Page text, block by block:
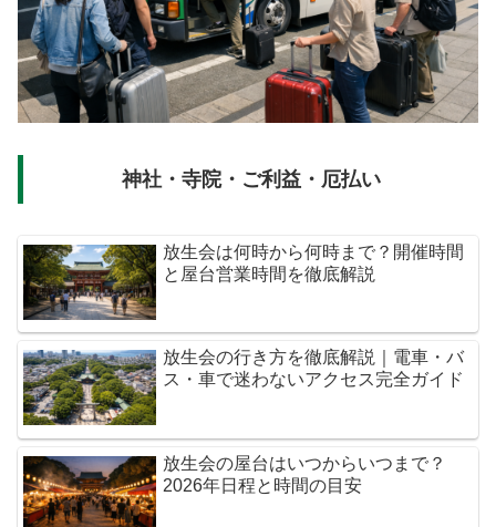
神社・寺院・ご利益・厄払い
放生会は何時から何時まで？開催時間
と屋台営業時間を徹底解説
放生会の行き方を徹底解説｜電車・バ
ス・車で迷わないアクセス完全ガイド
放生会の屋台はいつからいつまで？
2026年日程と時間の目安